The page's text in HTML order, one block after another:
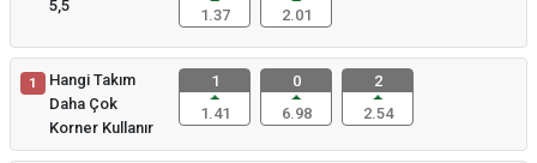
5,5
1.37 2.01
1
Hangi Takım
Daha Çok
Korner Kullanır
1
1.41
0
6.98
2
2.54